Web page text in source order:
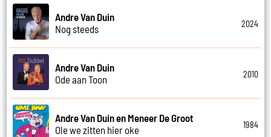
Andre Van Duin
Nog steeds
2024
Andre Van Duin
Ode aan Toon
2010
Andre Van Duin en Meneer De Groot
Ole we zitten hier oke
1984